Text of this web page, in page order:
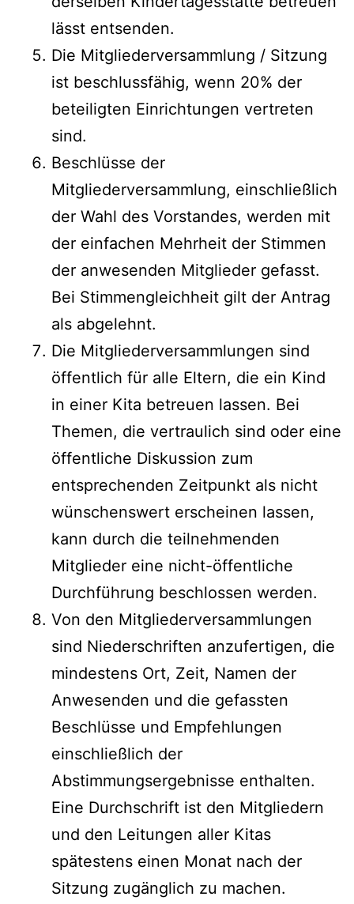
lässt entsenden.
Die Mitgliederversammlung / Sitzung
ist beschlussfähig, wenn 20% der
beteiligten Einrichtungen vertreten
sind.
Beschlüsse der
Mitgliederversammlung, einschließlich
der Wahl des Vorstandes, werden mit
der einfachen Mehrheit der Stimmen
der anwesenden Mitglieder gefasst.
Bei Stimmengleichheit gilt der Antrag
als abgelehnt.
Die Mitgliederversammlungen sind
öffentlich für alle Eltern, die ein Kind
in einer Kita betreuen lassen. Bei
Themen, die vertraulich sind oder eine
öffentliche Diskussion zum
entsprechenden Zeitpunkt als nicht
wünschenswert erscheinen lassen,
kann durch die teilnehmenden
Mitglieder eine nicht-öffentliche
Durchführung beschlossen werden.
Von den Mitgliederversammlungen
sind Niederschriften anzufertigen, die
mindestens Ort, Zeit, Namen der
Anwesenden und die gefassten
Beschlüsse und Empfehlungen
einschließlich der
Abstimmungsergebnisse enthalten.
Eine Durchschrift ist den Mitgliedern
und den Leitungen aller Kitas
spätestens einen Monat nach der
Sitzung zugänglich zu machen.